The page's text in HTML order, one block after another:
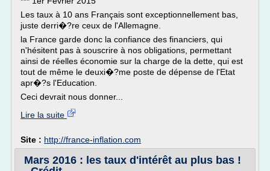
Les taux à 10 ans Français sont exceptionnellement bas,
juste derri�?re ceux de l'Allemagne.
la France garde donc la confiance des financiers, qui
n'hésitent pas à souscrire à nos obligations, permettant
ainsi de réelles économie sur la charge de la dette, qui est
tout de même le deuxi�?me poste de dépense de l'Etat
apr�?s l'Education.
Ceci devrait nous donner...
Lire la suite
Site : http://france-inflation.com
Mars 2016 : les taux d'intérêt au plus bas !